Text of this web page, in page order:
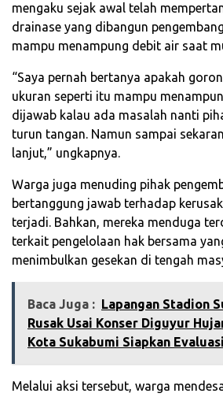
mengaku sejak awal telah
drainase yang dibangun
mampu menampung debit air saat
“Saya pernah bertanya apakah
ukuran seperti itu mampu
dijawab kalau ada masalah nanti
turun tangan. Namun sampai
lanjut,” ungkapnya.
Warga juga menuding pihak
bertanggung jawab terhadap
terjadi. Bahkan, mereka menduga
terkait pengelolaan hak bersama
menimbulkan gesekan di tengah
Baca Juga :
‎Lapangan Stadion
Rusak Usai Konser Diguyur
Kota Sukabumi Siapkan Evaluasi‎
Melalui aksi tersebut, warga